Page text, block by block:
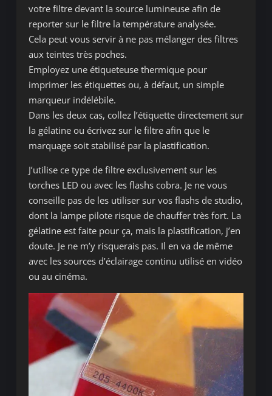
votre filtre devant la source lumineuse afin de
reporter sur le filtre la température analysée.
Cela peut vous servir à ne pas mélanger des filtres
aux teintes très poches.
Employez une étiqueteuse thermique pour
imprimer les étiquettes ou, à défaut, un simple
marqueur indélébile.
Dans les deux cas, collez l’étiquette directement sur
la gélatine ou écrivez sur le filtre afin que le
marquage soit stabilisé par la plastification.
J’utilise ce type de filtre exclusivement sur les
torches LED ou avec les flashs cobra. Je ne vous
conseille pas de les utiliser sur vos flashs de studio,
dont la lampe pilote risque de chauffer très fort. La
gélatine est faite pour ça, mais la plastification, j’en
doute. Je ne m’y risquerais pas. Il en va de même
avec les sources d’éclairage continu utilisé en vidéo
ou au cinéma.